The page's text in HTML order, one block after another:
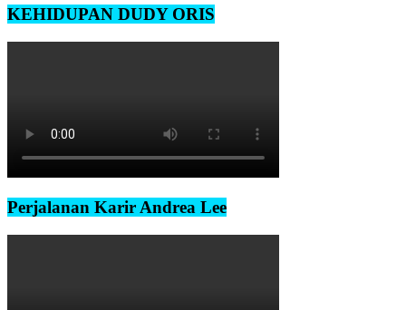
KEHIDUPAN DUDY ORIS
Perjalanan Karir Andrea Lee